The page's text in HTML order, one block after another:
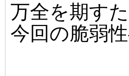
万全を期す
今回の脆弱